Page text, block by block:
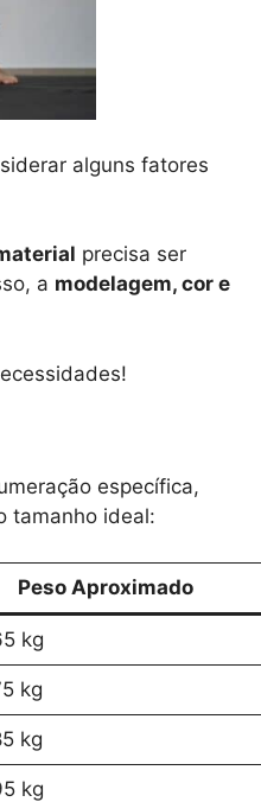
alguns fatores
precisa ser
a modelagem, cor e
específica,
tamanho ideal:
Peso Aproximado
kg
kg
kg
kg